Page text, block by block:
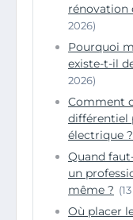
rénovation
2026)
Pourquoi
existe-t-il
2026)
Comment
différentiel
électrique ?
Quand
un
même ?
Où placer